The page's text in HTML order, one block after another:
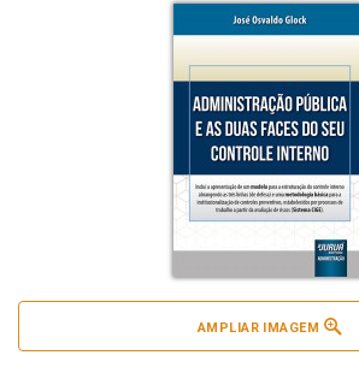
AMPLIAR IMAGEM